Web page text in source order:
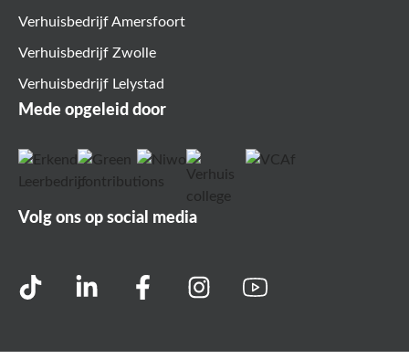
Verhuisbedrijf Amersfoort
Verhuisbedrijf Zwolle
Verhuisbedrijf Lelystad
Mede opgeleid door
Volg ons op social media